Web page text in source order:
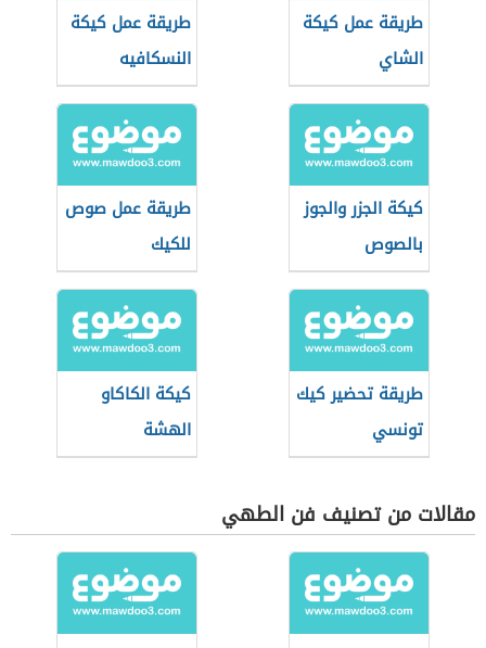
طريقة عمل كيكة
الشاي
طريقة عمل كيكة
النسكافيه
كيكة الجزر والجوز
بالصوص
طريقة عمل صوص
للكيك
طريقة تحضير كيك
تونسي
كيكة الكاكاو
الهشة
مقالات من تصنيف فن الطهي